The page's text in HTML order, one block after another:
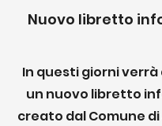
Nuovo libretto
In questi giorni
un nuovo libretto
creato dal Comune